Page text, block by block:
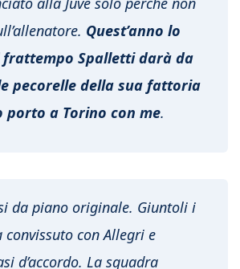
Quest’anno lo
frattempo Spalletti darà da
pecorelle della sua fattoria
porto a Torino con me.
da piano originale. Giuntoli i
con Allegri e
d’accordo. La squadra